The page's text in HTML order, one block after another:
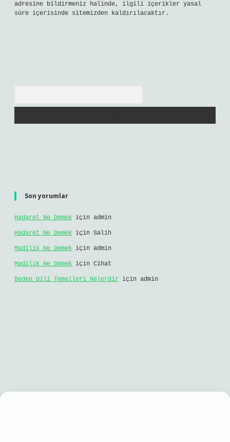
adresine bildirmeniz halinde, ilgili içerikler yasal
süre içerisinde sitemizden kaldırılacaktır.
Son yorumlar
Hadaret Ne Demek için admin
Hadaret Ne Demek için Salih
Madilik Ne Demek için admin
Madilik Ne Demek için Cihat
Beden Dili Temelleri Nelerdir için admin
giriş